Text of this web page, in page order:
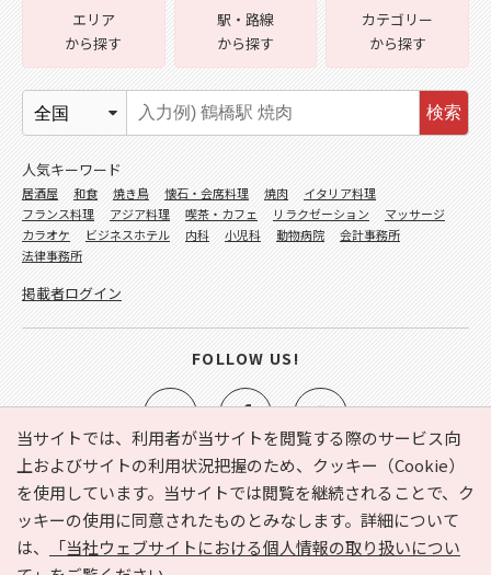
当サイトでは、利用者が当サイトを閲覧する際のサービス向
上およびサイトの利用状況把握のため、クッキー（Cookie）
を使用しています。当サイトでは閲覧を継続されることで、ク
ッキーの使用に同意されたものとみなします。詳細について
は、
「当社ウェブサイトにおける個人情報の取り扱いについ
e-NAVITA（イーナビタ）とは？ お気に入り
ヘルプ
利用規約
個人情報の取り扱いについて
運営会社
サイトマップ
広告掲載に関するお問い合わせ
エリア
から探す
駅・路線
から探す
カテゴリー
から探す
検索
人気キーワード
居酒屋 和食 焼き鳥 懐石・会席料理 焼肉
イタリア料理
フランス料理
アジア料理 喫茶・カフェ リラクゼーション
マッサージ
カラオケ
ビジネスホテル 内科 小児科 動物病院
会計事務所
法律事務所
掲載者ログイン
FOLLOW US!